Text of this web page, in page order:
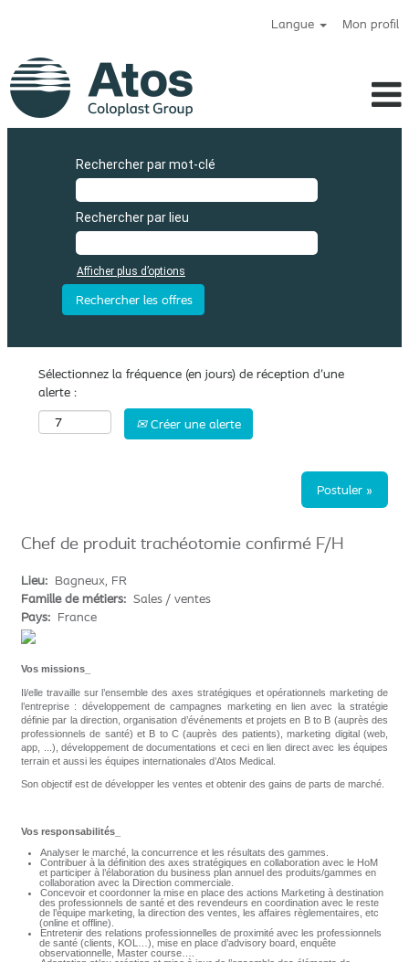
Langue Mon profil
Rechercher par mot-clé
Rechercher par lieu
Afficher plus d’options
Sélectionnez la fréquence (en jours) de réception d’une
alerte :
Créer une alerte
Postuler »
Chef de produit trachéotomie confirmé F/H
Lieu: Bagneux, FR
Famille de métiers: Sales / ventes
Pays: France
Vos missions
Il/elle travaille sur l’ensemble des axes stratégiques et opérationnels marketing de
l’entreprise : développement de campagnes marketing en lien avec la stratégie
définie par la direction, organisation d’événements et projets en B to B (auprès des
professionnels de santé) et B to C (auprès des patients), marketing digital (web,
app, ...), développement de documentations et ceci en lien direct avec les équipes
terrain et aussi les équipes internationales d’Atos Medical.
Son objectif est de développer les ventes et obtenir des gains de parts de marché.
Vos responsabilités_
Analyser le marché, la concurrence et les résultats des gammes.
Contribuer à la définition des axes stratégiques en collaboration avec le HoM
et participer à l’élaboration du business plan annuel des produits/gammes en
collaboration avec la Direction commerciale.
Concevoir et coordonner la mise en place des actions Marketing à destination
des professionnels de santé et des revendeurs en coordination avec le reste
de l’équipe marketing, la direction des ventes, les affaires règlementaires, etc
(online et offline).
Entretenir des relations professionnelles de proximité avec les professionnels
de santé (clients, KOL…), mise en place d’advisory board, enquête
observationnelle, Master course….